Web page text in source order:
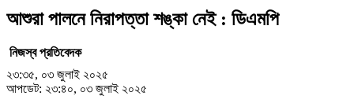
আশুরা পালনে নিরাপত্তা শঙ্কা নেই : ডিএমপি
নিজস্ব প্রতিবেদক
২৩:৩৫, ০৩ জুলাই ২০২৫
আপডেট: ২৩:৪০, ০৩ জুলাই ২০২৫